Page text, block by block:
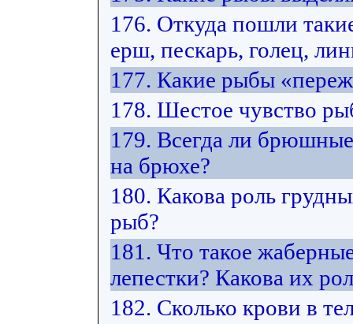
176. Откуда пошли
ерш, пескарь, голец,
177. Какие рыбы
178. Шестое чувство
179. Всегда ли
на брюхе?
180. Какова роль
рыб?
181. Что такое
лепестки? Какова их
182. Сколько крови в